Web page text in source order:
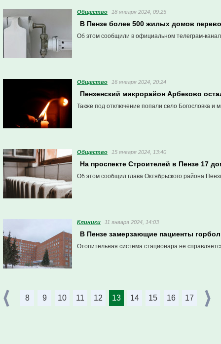
Общество 18 января 2024, 09:25
В Пензе более 500 жилых домов
Об этом сообщили в официальном телеграм-
Общество 16 января 2024, 20:24
Пензенский микрорайон Арбеково
Также под отключение попали село Богословка и
Общество 15 января 2024, 13:40
На проспекте Строителей в Пензе 17
Об этом сообщил глава Октябрьского района
Клиники 11 января 2024, 14:03
В Пензе замерзающие пациенты
Отопительная система стационара не
8 9 10 11 12 13 14 15 16 17